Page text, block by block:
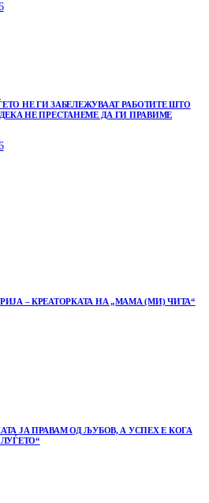
НЕ ГИ ЗАБЕЛЕЖУВААТ РАБОТИТЕ ШТО
НЕ ПРЕСТАНЕМЕ ДА ГИ ПРАВИМЕ
– КРЕАТОРКАТА НА „МАМА (МИ) ЧИТА“
ЈА ПРАВАМ ОД ЉУБОВ, А УСПЕХ Е КОГА